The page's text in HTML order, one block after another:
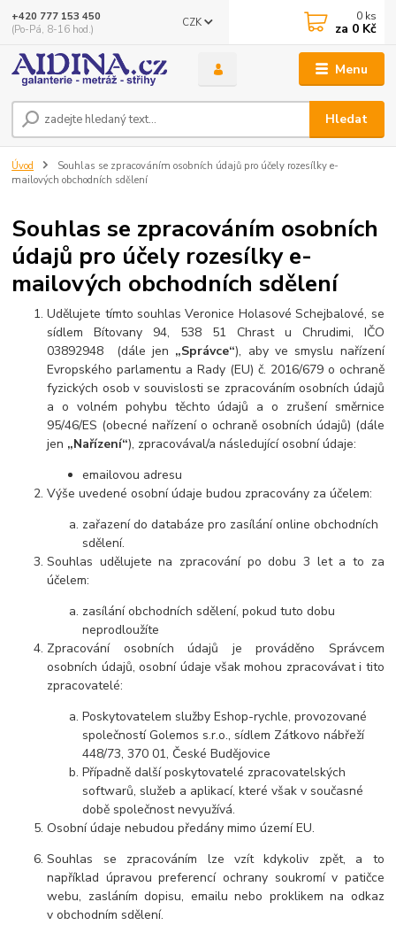
Menu
CZK
Hledat
+420 777 153 450
(Po-Pá, 8-16 hod.)
0 ks
za 0 Kč
Úvod
Souhlas se zpracováním osobních údajů pro účely rozesílky e-
mailových obchodních sdělení
Souhlas se zpracováním osobních
údajů pro účely rozesílky e-
mailových obchodních sdělení
Udělujete tímto souhlas Veronice Holasové Schejbalové, se
sídlem Bítovany 94, 538 51 Chrast u Chrudimi, IČO
03892948 (dále jen „Správce“), aby ve smyslu nařízení
Evropského parlamentu a Rady (EU) č. 2016/679 o ochraně
fyzických osob v souvislosti se zpracováním osobních údajů
a o volném pohybu těchto údajů a o zrušení směrnice
95/46/ES (obecné nařízení o ochraně osobních údajů) (dále
jen „Nařízení“), zpracovával/a následující osobní údaje:
emailovou adresu
Výše uvedené osobní údaje budou zpracovány za účelem:
zařazení do databáze pro zasílání online obchodních
sdělení.
Souhlas udělujete na zpracování po dobu 3 let a to za
účelem:
zasílání obchodních sdělení, pokud tuto dobu
neprodloužíte
Zpracování osobních údajů je prováděno Správcem
osobních údajů, osobní údaje však mohou zpracovávat i tito
zpracovatelé:
Poskytovatelem služby Eshop-rychle, provozované
společností Golemos s.r.o., sídlem Zátkovo nábřeží
448/73, 370 01, České Budějovice
Případně další poskytovatelé zpracovatelských
softwarů, služeb a aplikací, které však v současné
době společnost nevyužívá.
Osobní údaje nebudou předány mimo území EU.
Souhlas se zpracováním lze vzít kdykoliv zpět, a to
například úpravou preferencí ochrany soukromí v patičce
webu, zasláním dopisu, emailu nebo proklikem na odkaz
v obchodním sdělení.